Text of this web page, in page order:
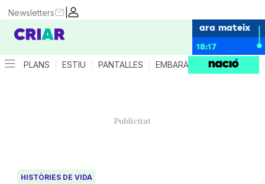
|
Newsletters
ara mateix
18:17
PLANS ESTIU PANTALLES EMBARÀS CRIANÇA
HISTÒRIES DE VIDA